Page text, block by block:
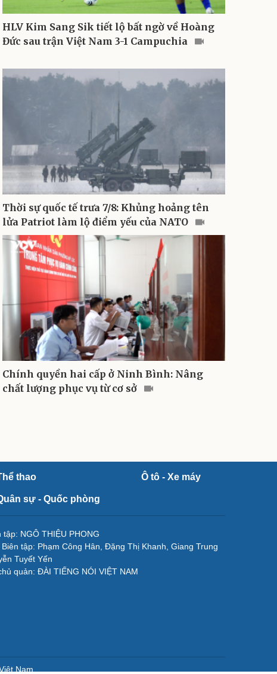
HLV Kim Sang Sik tiết lộ bất ngờ về Hoàng
Đức sau trận Việt Nam 3-1 Campuchia
Thời sự quốc tế trưa 7/8: Khủng hoảng tên
lửa Patriot làm lộ điểm yếu của NATO
Chính quyền hai cấp ở Ninh Bình: Nâng
chất lượng phục vụ từ cơ sở
thao Ô tô - Xe máy
sự - Quốc phòng
tập: NGÔ THIỆU PHONG
tập: Phạm Công Hân, Đặng Thị Khanh, Giang Trung
Tuyết Yến
quản: ĐÀI TIẾNG NÓI VIỆT NAM
Nam